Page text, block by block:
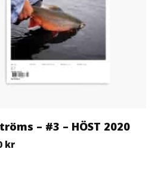
– #3 – HÖST 2020
kr